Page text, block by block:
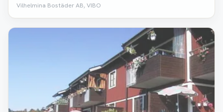
Vilhelmina Bostäder AB, VIBO